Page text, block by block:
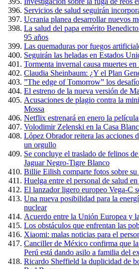
Servicios de salud seguirán
Ucrania planea desarrollar nuevos
La salud del papa emérito
95 años
Las quemaduras por fuegos
Seguirán las heladas en Estados
Tormenta invernal causa muertes
Claudia Sheinbaum: ¿Y el Plan
”The edge of Tomorrow” los
El estreno de la nueva versión de
Acusaciones de plagio contra la
Mossa
Netflix estrenará en enero la
Volodimir Zelenski en la Casa
López Obrador reitera las acciones
un orgullo
Se concluye el traslado de felinos
Jaguar Negro-Tigre Blanco
Billie Eilish comparte fotos sobre su
Huelga entre el personal de salud
El lanzador ligero europeo Vega-C
Una nueva posibilidad para la
nuclear
Acuerdo entre la Unión Europea y
Los obstáculos que enfrentan las
Xiaomi: malas noticias para el
Canciller de México confirma que
Perú está dando asilo a familia del
Ricardo Sheffield la duplicidad de